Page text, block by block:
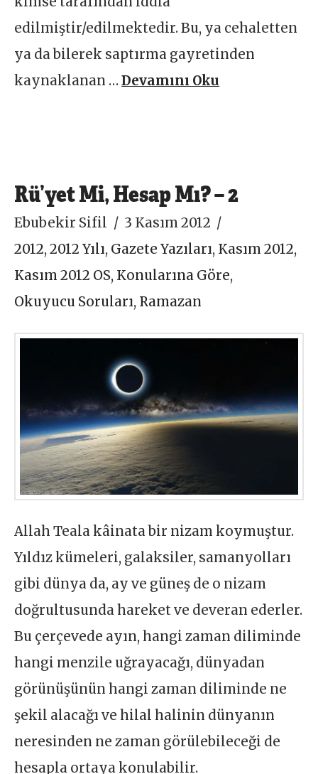
edilmiştir/edilmektedir. Bu, ya cehaletten
ya da bilerek saptırma gayretinden
kaynaklanan …Devamını Oku
Rü’yet Mi, Hesap Mı? – 2
Ebubekir Sifil
3 Kasım 2012
2012,2012 Yılı, Gazete Yazıları, Kasım 2012,
Kasım 2012 OS, Konularına Göre,
Okuyucu Soruları, Ramazan
Allah Teala kâinata bir nizam koymuştur.
Yıldız kümeleri, galaksiler, samanyolları
gibi dünya da, ay ve güneş de o nizam
doğrultusunda hareket ve deveran ederler.
Bu çerçevede ayın, hangi zaman diliminde
hangi menzile uğrayacağı, dünyadan
görünüşünün hangi zaman diliminde ne
şekil alacağı ve hilal halinin dünyanın
neresinden ne zaman görülebileceği de
hesapla ortaya konulabilir.